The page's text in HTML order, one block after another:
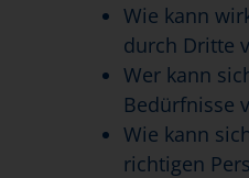
Wie kann
durch Dritte
Wer kann
Bedürfnisse
Wie kann
richtigen